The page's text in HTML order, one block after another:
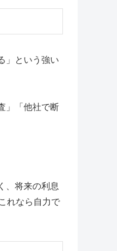
」という強い
」「他社で断
、将来の利息
れなら自力で